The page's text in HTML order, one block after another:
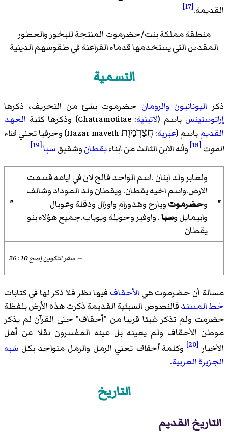
القديمة.[17]
منطقة مملكة بنت/حضرموت المنتجة للبخور والعطور
المقدس التي يستخدمها قدماء الفراعنة في طقوسهم الدينية
التسمية
ذكر اليونانيون والرومان حضرموت بشئ من التحريف، ذكرها
إراتوستينس باسم (لاتينية: Chatramotitae) وذكرها كتبة
العهد
القديمباسم (عبرية: חֲצַרְמָוֶת Hazar maveth) وحرفيا تعني
فناء
الموت[18] وأنه الابن الثالث من أبناءيقطانوشقيقسبأ[19]
"
ولعابر ولد ابنان .اسم الواحد فالج لان في ايامه قسمت
الارض.واسم اخيه يقطان. ويقطان ولد الموداد وشالف
وحضرموتويارح وهدورام واوزال ودقلة وعوبال
وابيمايل وسبا. واوفير وحويلة ويوباب.جميع هؤلاء بنو
يقطان
"
— سفر التكوين إصح 10 : 26
مسألة أن حضرموت هي الأحقاف فيها نظر فلا ذكر لها في كتابات
خط المسندفالنصوص السبئية القديمة ذكرت هذه الأرض بلفظة
حضرمت ولم تذكر شيئا قريبا من "أحقاف" حتى القرآن لم يذكر
موطن الأحقاف ولم يعينه بل عينه المفسرون نقلا عن أهل
الأخبار [20] وكلمةأحقاف تعني الرمل والرمل متواجد بكل شبه
الجزيرة العربية.
التاريخ
التاريخ القديم